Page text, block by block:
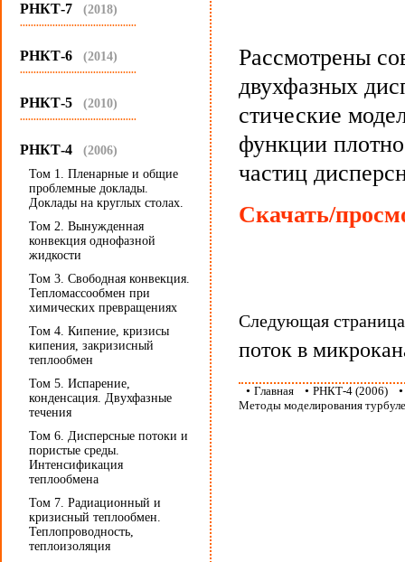
РНКТ-7 (2018)
...........................................
РНКТ-6 (2014)
...........................................
РНКТ-5 (2010)
...........................................
РНКТ-4 (2006)
Том 1. Пленарные и общие
проблемные доклады.
Доклады на круглых столах.
Том 2. Вынужденная
конвекция однофазной
жидкости
Том 3. Свободная конвекция.
Тепломассообмен при
химических превращениях
Том 4. Кипение, кризисы
кипения, закризисный
теплообмен
Том 5. Испарение,
конденсация. Двухфазные
течения
Том 6. Дисперсные потоки и
пористые среды.
Интенсификация
теплообмена
Том 7. Радиационный и
кризисный теплообмен.
Теплопроводность,
теплоизоляция
Рассмотрены
двухфазных
стические
функции
частиц
Скачать/
Следующая
поток в
• Главная • РНКТ-4 (2006)
Методы моделирования